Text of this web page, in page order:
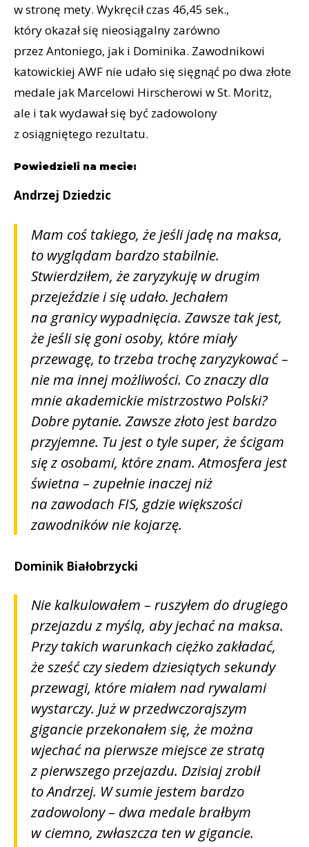
w stronę mety. Wykręcił czas 46,45 sek.,
który okazał się nieosiągalny zarówno
przez Antoniego, jak i Dominika. Zawodnikowi
katowickiej AWF nie udało się sięgnąć po dwa złote
medale jak Marcelowi Hirscherowi w St. Moritz,
ale i tak wydawał się być zadowolony
z osiągniętego rezultatu.
Powiedzieli na mecie:
Andrzej Dziedzic
Mam coś takiego, że jeśli jadę na maksa,
to wyglądam bardzo stabilnie.
Stwierdziłem, że zaryzykuję w drugim
przejeździe i się udało. Jechałem
na granicy wypadnięcia. Zawsze tak jest,
że jeśli się goni osoby, które miały
przewagę, to trzeba trochę zaryzykować –
nie ma innej możliwości. Co znaczy dla
mnie akademickie mistrzostwo Polski?
Dobre pytanie. Zawsze złoto jest bardzo
przyjemne. Tu jest o tyle super, że ścigam
się z osobami, które znam. Atmosfera jest
świetna – zupełnie inaczej niż
na zawodach FIS, gdzie większości
zawodników nie kojarzę.
Dominik Białobrzycki
Nie kalkulowałem – ruszyłem do drugiego
przejazdu z myślą, aby jechać na maksa.
Przy takich warunkach ciężko zakładać,
że sześć czy siedem dziesiątych sekundy
przewagi, które miałem nad rywalami
wystarczy. Już w przedwczorajszym
gigancie przekonałem się, że można
wjechać na pierwsze miejsce ze stratą
z pierwszego przejazdu. Dzisiaj zrobił
to Andrzej. W sumie jestem bardzo
zadowolony – dwa medale brałbym
w ciemno, zwłaszcza ten w gigancie.